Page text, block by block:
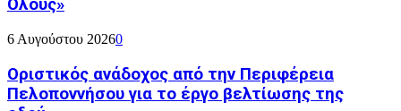
Όλους»
6 Αυγούστου 20260
Οριστικός ανάδοχος από την Περιφέρεια
Πελοποννήσου για το έργο βελτίωσης της